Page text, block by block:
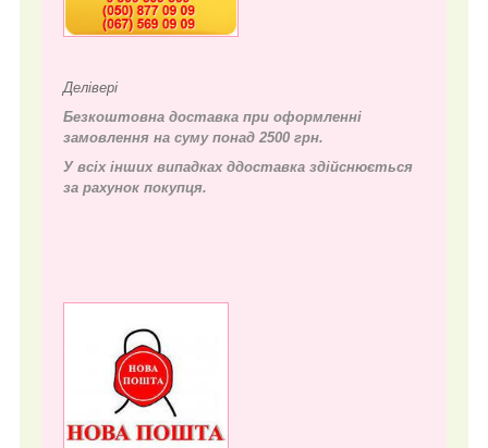
Делівері
Безкоштовна доставка при оформленні
замовлення на суму понад 2500 грн.
У всіх інших випадках ддоставка здійснюється
за рахунок покупця.